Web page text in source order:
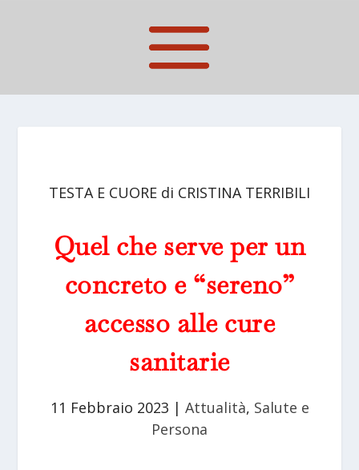
TESTA E CUORE di CRISTINA TERRIBILI
Quel che serve per un
concreto e “sereno”
accesso alle cure
sanitarie
11 Febbraio 2023 | Attualità, Salute e
Persona